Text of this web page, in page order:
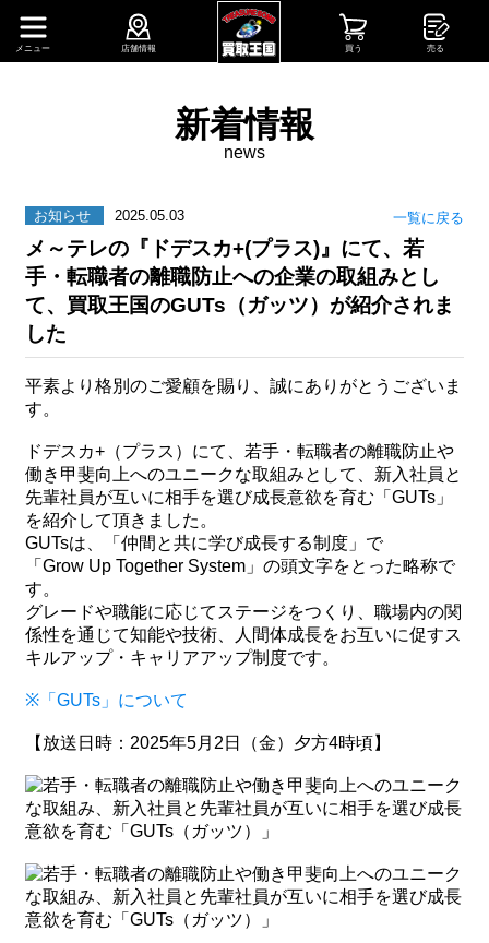
店舗情報 買う 売る
メニュー
新着情報
news
お知らせ 2025.05.03 一覧に戻る
メ～テレの『ドデスカ+(プラス)』にて、若
手・転職者の離職防止への企業の取組みとし
て、買取王国のGUTs（ガッツ）が紹介されま
した
平素より格別のご愛顧を賜り、誠にありがとうございま
す。
ドデスカ+（プラス）にて、若手・転職者の離職防止や
働き甲斐向上へのユニークな取組みとして、新入社員と
先輩社員が互いに相手を選び成長意欲を育む「GUTs」
を紹介して頂きました。
GUTsは、「仲間と共に学び成長する制度」で
「Grow Up Together System」の頭文字をとった略称で
す。
グレードや職能に応じてステージをつくり、職場内の関
係性を通じて知能や技術、人間体成長をお互いに促すス
キルアップ・キャリアアップ制度です。
※「GUTs」について
【放送日時：2025年5月2日（金）夕方4時頃】